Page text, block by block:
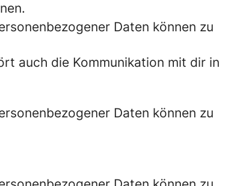
Daten können zu
auch die Kommunikation mit dir in
Daten können zu